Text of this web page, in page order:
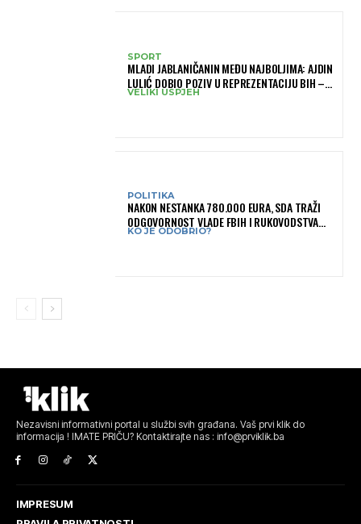
SPORT
MLADI JABLANIČANIN MEĐU NAJBOLJIMA: AJDIN
LULIĆ DOBIO POZIV U REPREZENTACIJU BIH –
BRANIT ĆE BOJE BIH NA SLOVENIA BALL
VELIKI USPJEH
POLITIKA
NAKON NESTANKA 780.000 EURA, SDA TRAŽI
ODGOVORNOST VLADE FBIH I RUKOVODSTVA
IGMANA
KO JE ODOBRIO?
Nezavisni informativni portal u službi svih građana. Vaš prvi klik do
informacija ! IMATE PRIČU? Kontaktirajte nas : info@prviklik.ba
IMPRESUM